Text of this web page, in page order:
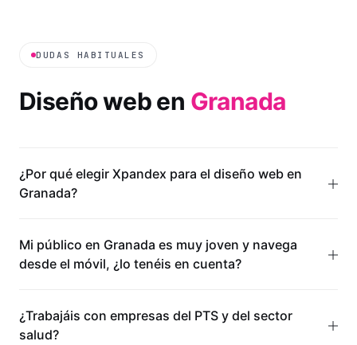
DUDAS HABITUALES
Diseño web en Granada
¿Por qué elegir Xpandex para el diseño web en
Granada?
Mi público en Granada es muy joven y navega
desde el móvil, ¿lo tenéis en cuenta?
¿Trabajáis con empresas del PTS y del sector
salud?